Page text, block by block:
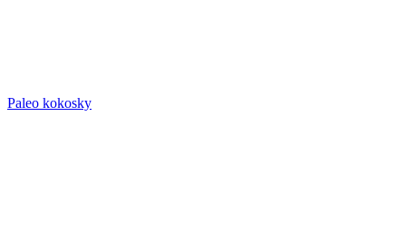
Paleo kokosky